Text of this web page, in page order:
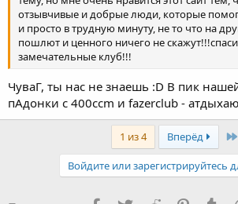
отзывчивые и добрые люди, которые
и просто в трудную минуту, не то что на
пошлют и ценного ничего не
замечательные клуб!!!
ЧуваГ, ты нас не знаешь :D В пик
пАдонки с 400ccm и fazerclub -
1 из 4 Вперёд
Войдите или зарегистрируйтесь